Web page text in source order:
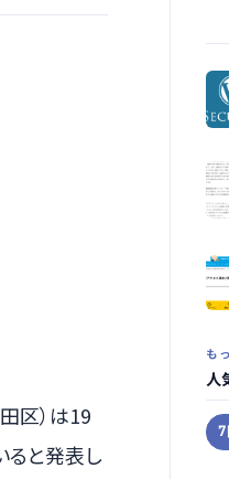
区）は19
ると発表し
も
人
7